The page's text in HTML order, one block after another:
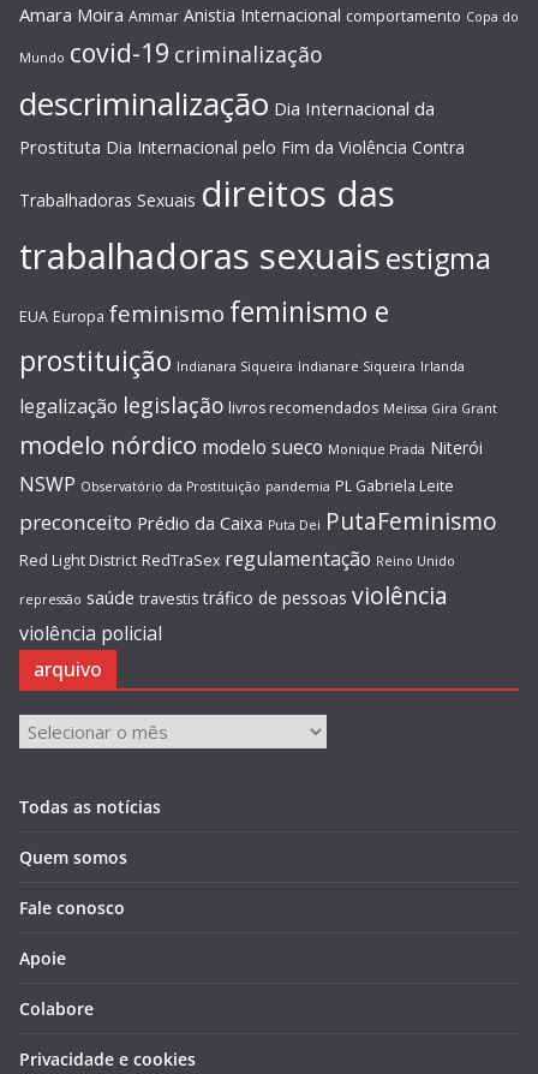
Amara Moira Ammar Anistia Internacional comportamento Copa do
Mundo covid-19 criminalização
descriminalização Dia Internacional da
Prostituta Dia Internacional pelo Fim da Violência Contra
Trabalhadoras Sexuais direitos das
trabalhadoras sexuaisestigma
EUA Europa feminismo feminismo e
prostituição Indianara Siqueira Indianare Siqueira Irlanda
legalização legislação livros recomendados Melissa Gira Grant
modelo nórdico modelo sueco Monique Prada Niterói
NSWP Observatório da Prostituição pandemia PL Gabriela Leite
preconceito Prédio da Caixa Puta Dei PutaFeminismo
Red Light District RedTraSex regulamentação Reino Unido
repressão saúde travestis tráfico de pessoas violência
violência policial
arquivo
arquivo
Todas as notícias
Quem somos
Fale conosco
Apoie
Colabore
Privacidade e cookies